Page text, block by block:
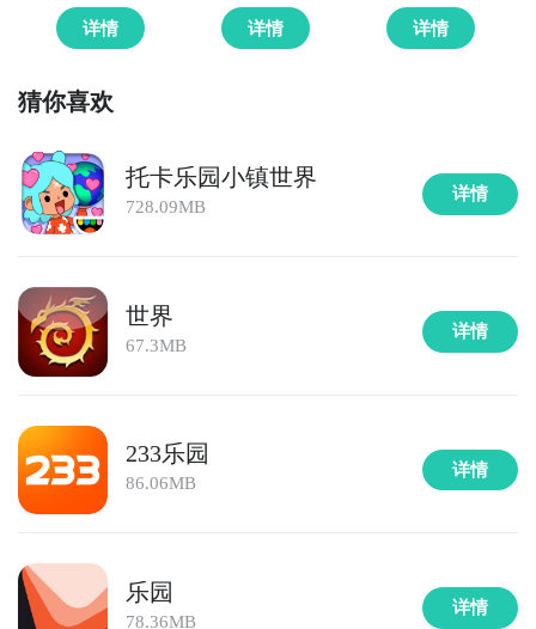
详情 详情 详情
猜你喜欢
托卡乐园小镇世界
728.09MB
详情
世界
67.3MB
详情
233乐园
86.06MB
详情
乐园
78.36MB
详情